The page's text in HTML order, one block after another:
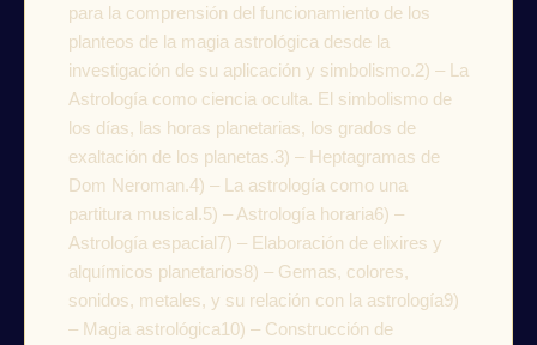
para la comprensión del funcionamiento de los
planteos de la magia astrológica desde la
investigación de su aplicación y simbolismo.2) – La
Astrología como ciencia oculta. El simbolismo de
los días, las horas planetarias, los grados de
exaltación de los planetas.3) – Heptagramas de
Dom Neroman.4) – La astrología como una
partitura musical.5) – Astrología horaria6) –
Astrología espacial7) – Elaboración de elixires y
alquímicos planetarios8) – Gemas, colores,
sonidos, metales, y su relación con la astrología9)
– Magia astrológica10) – Construcción de